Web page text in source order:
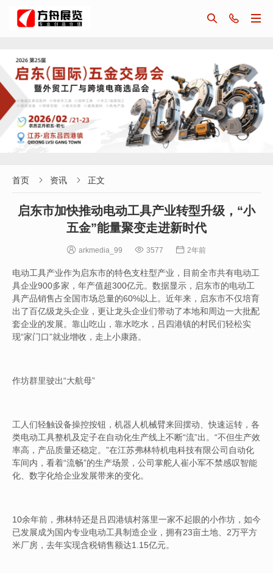



首页  资讯  正文
启东市加快推动电动工具产业转型升级，“小
五金”能量聚变走进新时代
 arkmedia_99  3577  2年前
电动工具产业作为启东市的特色支柱型产业，目前全市共有电动工
具企业900多家，年产值超300亿元。数据显示，启东市的电动工
具产品销售占全国市场总量的60%以上。近年来，启东市不仅培育
出了百亿级龙头企业，更让龙头企业们带动了本地和周边一大批配
套企业的发展。靠山吃山，靠水吃水，吕四港镇的村民们轻松实
现“家门口”就业增收，走上小康路。
作坊群里驶出“大航母”
工人们轻触设备操控按钮，机器人机械臂来回摆动、快速运转，各
类电动工具整机及定子在自动化生产线上不断“流”出。“不但生产效
率高，产品质量还稳定。”在江苏弗林特机电科技有限公司自动化
车间内，看着“流畅”的生产场景，公司掌舵人崔小军不禁感叹智能
化、数字化给企业发展带来的变化。
10余年前，弗林特还是吕四港镇村落里一家不起眼的小作坊，如今
已发展成为国内专业电动工具制造企业，拥有23亩土地、2万平方
米厂房，去年实现含税销售额达1.15亿元。